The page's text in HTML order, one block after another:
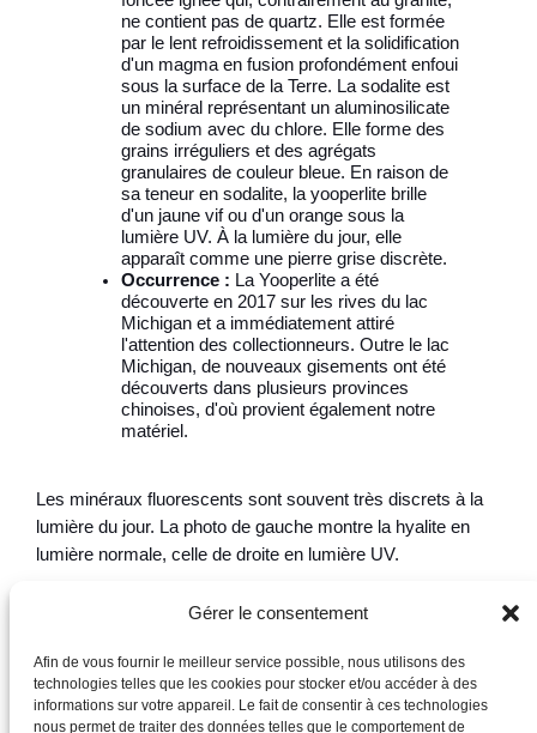
Gérer le consentement
Afin de vous fournir le meilleur service possible, nous utilisons des
technologies telles que les cookies pour stocker et/ou accéder à des
informations sur votre appareil. Le fait de consentir à ces technologies
nous permet de traiter des données telles que le comportement de
ne contient pas de quartz. Elle est formée
par le lent refroidissement et la solidification
d'un magma en fusion profondément enfoui
sous la surface de la Terre. La sodalite est
un minéral représentant un aluminosilicate
de sodium avec du chlore. Elle forme des
grains irréguliers et des agrégats
granulaires de couleur bleue. En raison de
sa teneur en sodalite, la yooperlite brille
d'un jaune vif ou d'un orange sous la
lumière UV. À la lumière du jour, elle
apparaît comme une pierre grise discrète.
Occurrence : La Yooperlite a été
découverte en 2017 sur les rives du lac
Michigan et a immédiatement attiré
l'attention des collectionneurs. Outre le lac
Michigan, de nouveaux gisements ont été
découverts dans plusieurs provinces
chinoises, d'où provient également notre
matériel.
Les minéraux fluorescents sont souvent très discrets à la
lumière du jour. La photo de gauche montre la hyalite en
lumière normale, celle de droite en lumière UV.